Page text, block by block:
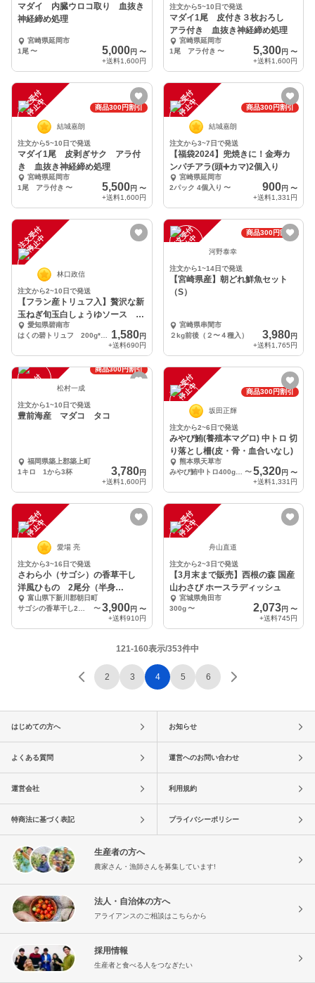
マダイ 内臓ウロコ取り 血抜き
神経締め処理
宮崎県延岡市
1尾〜 5,000円 〜
+送料1,600円
注文から5~10日で発送
マダイ1尾 皮付き３枚おろし
アラ付き 血抜き神経締め処理
宮崎県延岡市
1尾 アラ付き 〜 5,300円 〜
+送料1,600円
注
文
受
付
停
止
中 商品300円割引
結城嘉朗
注文から5~10日で発送
マダイ1尾 皮剥ぎサク アラ付
き 血抜き神経締め処理
宮崎県延岡市
1尾 アラ付き 〜 5,500円 〜
+送料1,600円
注
文
受
付
停
止
中 商品300円割引
結城嘉朗
注文から3~7日で発送
【福袋2024】兜焼きに！金寿カ
ンパチアラ(頭➕カマ)2個入り
宮崎県延岡市
2パック 4個入り 〜 900円 〜
+送料1,331円
注
文
受
付
停
止
中
林口政信
注文から2~10日で発送
【フラン産トリュフ入】贅沢な新
玉ねぎ旬玉白しょうゆソース は
くの碧トリュフ
愛知県碧南市
1,580円
+送料690円
注
文
受
付
停
止
中
商品300円割引
河野泰幸
注文から1~14日で発送
【宮崎県産】朝どれ鮮魚セット
（S）
宮崎県串間市
２kg前後（２〜４種入）
3,980円
+送料1,765円
注
文
受
付
停
止
商品300円割引
松村一成
注文から1~10日で発送
豊前海産 マダコ タコ
福岡県築上郡築上町
1キロ 1から3杯
3,780円
+送料1,600円
注
文
受
付
停
止
中 商品300円割引
坂田正輝
注文から2~6日で発送
みやび鮪(養殖本マグロ) 中トロ 切
り落とし柵(皮・骨・血合いなし)
熊本県天草市
みやび鮪中トロ400g(大きさ不揃いの柵約2本~3本:約4人前)
〜5,320円 〜
+送料1,331円
注
文
受
付
停
止
中
愛場 亮
注文から3~16日で発送
さわら小（サゴシ）の香草干し
洋風ひもの 2尾分（半身
×4pc）〜
富山県下新川郡朝日町
〜 3,900円 〜
+送料910円
注
文
受
付
停
止
中
舟山直道
注文から2~3日で発送
【3月末まで販売】西根の森 国産
山わさび ホースラディッシュ
宮城県角田市
300g 〜 2,073円 〜
+送料745円
121-160表示/353件中
2 3 4 5 6
はじめての方へ お知らせ
よくある質問 運営へのお問い合わせ
運営会社 利用規約
特商法に基づく表記 プライバシーポリシー
生産者の方へ
農家さん・漁師さんを募集しています!
法人・自治体の方へ
アライアンスのご相談はこちらから
採用情報
生産者と食べる人をつなぎたい